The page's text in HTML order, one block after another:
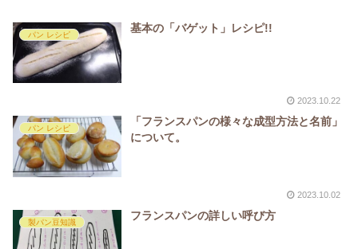
パン レシピ
基本の「バゲット」レシピ!!
2023.10.22
パン レシピ
「フランスパンの様々な成型方法と名前」
について。
2023.10.02
製パン豆知識
フランスパンの詳しい呼び方